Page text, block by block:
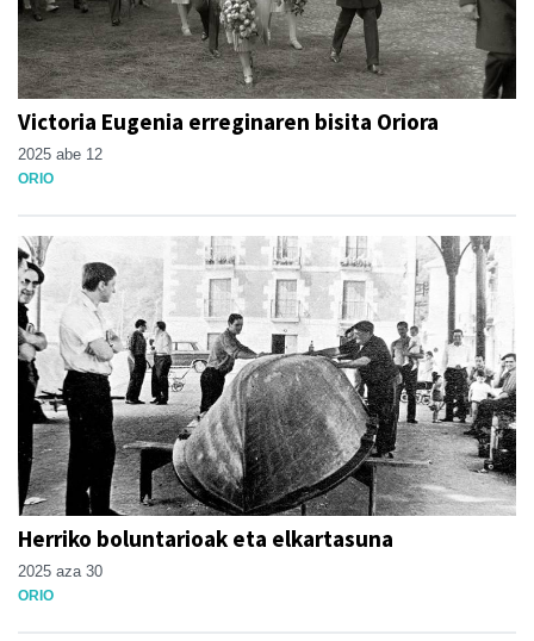
Victoria Eugenia erreginaren bisita Oriora
2025 abe 12
ORIO
Herriko boluntarioak eta elkartasuna
2025 aza 30
ORIO